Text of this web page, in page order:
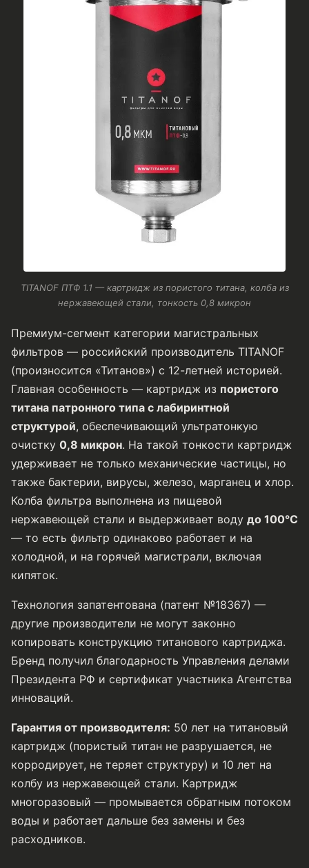
TITANOF ПТФ 1.1 — картридж из пористого титана, колба из
нержавеющей стали, тонкость 0,8 микрон
Премиум-сегмент категории магистральных
фильтров — российский производитель TITANOF
(произносится «Титанов») с 12-летней историей.
Главная особенность — картридж из пористого
титана патронного типа с лабиринтной
структурой, обеспечивающий ультратонкую
очистку 0,8 микрон. На такой тонкости картридж
удерживает не только механические частицы, но
также бактерии, вирусы, железо, марганец и хлор.
Колба фильтра выполнена из пищевой
нержавеющей стали и выдерживает воду до 100°C
— то есть фильтр одинаково работает и на
холодной, и на горячей магистрали, включая
кипяток.
Технология запатентована (патент №18367) —
другие производители не могут законно
копировать конструкцию титанового картриджа.
Бренд получил благодарность Управления делами
Президента РФ и сертификат участника Агентства
инноваций.
Гарантия от производителя: 50 лет на титановый
картридж (пористый титан не разрушается, не
корродирует, не теряет структуру) и 10 лет на
колбу из нержавеющей стали. Картридж
многоразовый — промывается обратным потоком
воды и работает дальше без замены и без
расходников.